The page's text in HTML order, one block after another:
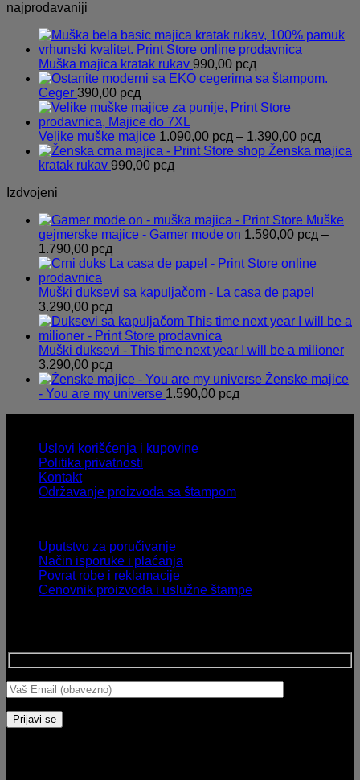
до
1.790,00 рсд
najprodavaniji
Muška majica kratak rukav 990,00 рсд
Ceger 390,00 рсд
Velike muške majice 1.090,00 рсд – 1.390,00 рсд
цена:
Ženska majica
kratak rukav 990,00 рсд
Izdvojeni
Muške
gejmerske majice - Gamer mode on 1.590,00 рсд –
1.790,00 рсд
цена:
1.590,00 рсд
1.790,00 рсд
Muški duksevi sa kapuljačom - La casa de papel
3.290,00 рсд
Muški duksevi - This time next year I will be a milioner
3.290,00 рсд
Ženske majice
- You are my universe 1.590,00 рсд
Uslovi korišćenja i kupovine
Politika privatnosti
Kontakt
Održavanje proizvoda sa štampom
Uputstvo za poručivanje
Način isporuke i plaćanja
Povrat robe i reklamacije
Cenovnik proizvoda i uslužne štampe